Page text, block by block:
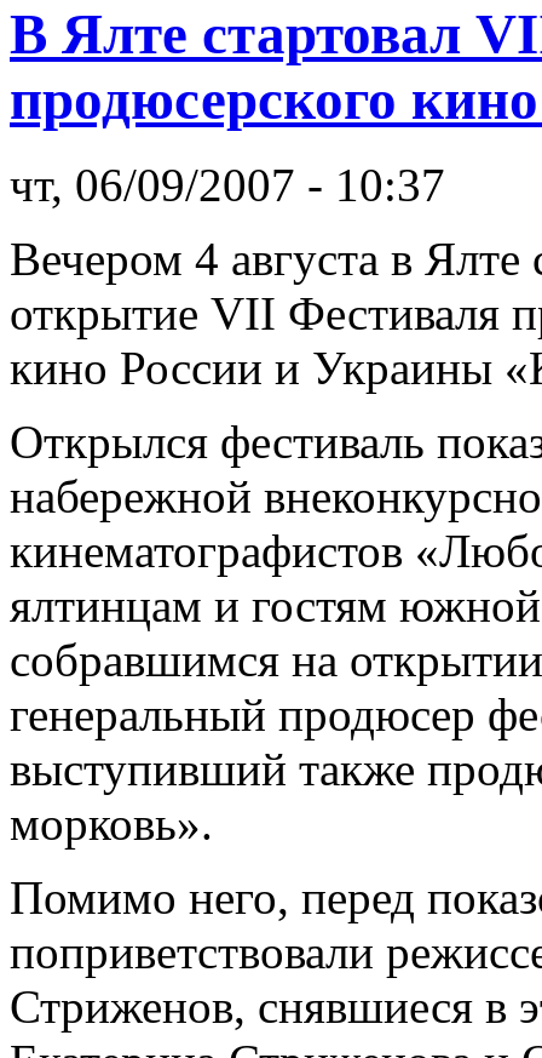
В Ялте стартовал
продюсерского
чт, 06/09/2007 - 10:37
Вечером 4 августа в Ялте
открытие VII Фестиваля
кино России и Украины
Открылся фестиваль
набережной
кинематографистов
ялтинцам и гостям
собравшимся на
генеральный продюсер
выступивший также
морковь».
Помимо него, перед
поприветствовали
Стриженов, снявшиеся в